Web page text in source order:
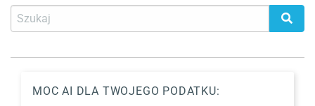
MOC AI DLA TWOJEGO PODATKU: